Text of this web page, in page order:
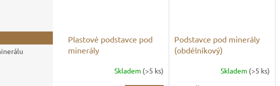
Plastové podstavce pod
minerály
Skladem (>5 ks)
Podstavce pod minerály
(obdélníkový)
Skladem (>5 ks)